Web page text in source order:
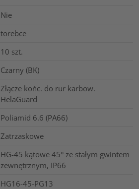
Nie
torebce
10 szt.
Czarny (BK)
Złącze końc. do rur karbow.
HelaGuard
Poliamid 6.6 (PA66)
Zatrzaskowe
HG-45 kątowe 45° ze stałym gwintem
zewnętrznym, IP66
HG16-45-PG13